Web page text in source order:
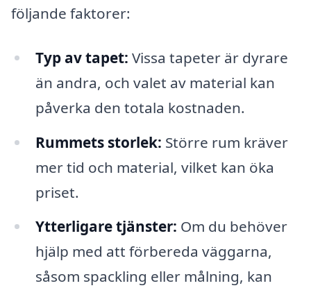
följande faktorer:
Typ av tapet: Vissa tapeter är dyrare
än andra, och valet av material kan
påverka den totala kostnaden.
Rummets storlek: Större rum kräver
mer tid och material, vilket kan öka
priset.
Ytterligare tjänster: Om du behöver
hjälp med att förbereda väggarna,
såsom spackling eller målning, kan